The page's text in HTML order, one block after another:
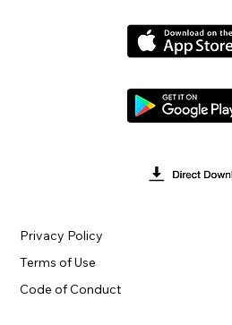
Terms of Use
Privacy Policy
Code of Conduct